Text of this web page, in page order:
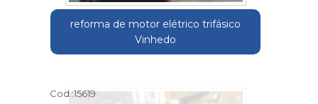
reforma de motor elétrico trifásico
Vinhedo
Cod.:15619